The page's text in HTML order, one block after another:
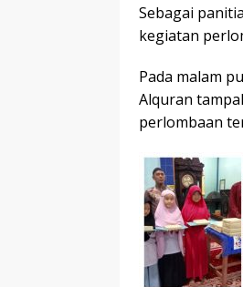
Sebagai
kegiatan
Pada malam
Alquran
perlombaan